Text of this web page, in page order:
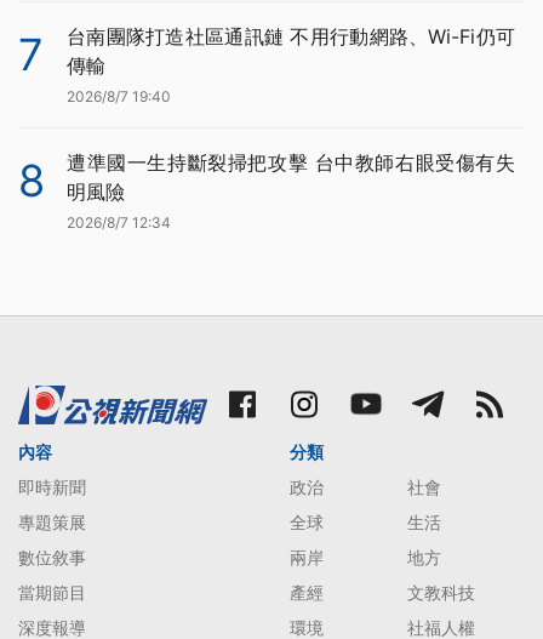
7
台南團隊打造社區通訊鏈 不用行動網路、Wi-Fi仍可
傳輸
2026/8/7 19:40
8
遭準國一生持斷裂掃把攻擊 台中教師右眼受傷有失
明風險
2026/8/7 12:34
內容
即時新聞
專題策展
數位敘事
當期節目
深度報導
分類
政治
社會
全球
生活
兩岸
地方
產經
文教科技
環境
社福人權